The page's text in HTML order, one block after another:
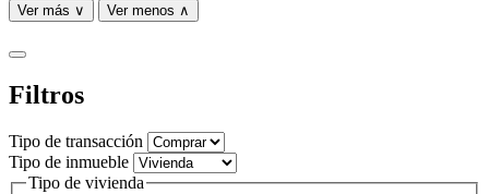
Ver más ∨ Ver menos ∧
Filtros
Tipo de transacción
Tipo de inmueble
Tipo de vivienda